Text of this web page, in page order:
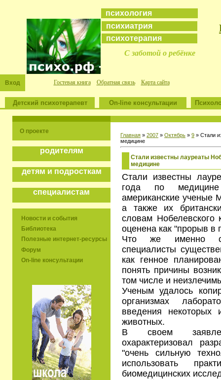
психология
психиатрия
психотерапия
С заботой о ребёнке
Вход Гостевая книга Обратная связь Карта сайта
Детский психотерапевт On-line консультации
О проекте
родителям
детям и подросткам
специалистам
Новости и события
Библиотека
Полезные интернет-ресурсы
Форум
On-line консультации
Главная » 2007 » Октябрь » 9 » Стали
медицине
Стали известны лауреаты
медицине
Стали известны
года по
американские ученые
а также их
словам Нобелевского
оценена как "прорыв в
Что же именно
специалисты
как генное
понять причины
том числе и
Ученым удалось
организмах
введения некоторых
животных.
В своем
охарактеризовал
"очень сильную
использовать
биомедицинских